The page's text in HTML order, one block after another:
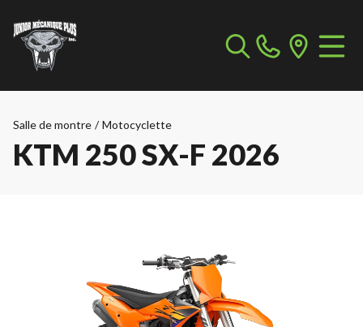
Salle de montre / Motocyclette
KTM 250 SX-F 2026